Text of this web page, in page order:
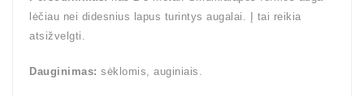
lėčiau nei didesnius lapus turintys augalai. Į tai reikia
atsižvelgti.
Dauginimas: sėklomis, auginiais.